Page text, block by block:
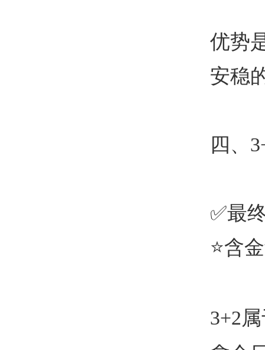
优势
安稳
四、
✅最
⭐含
3+2